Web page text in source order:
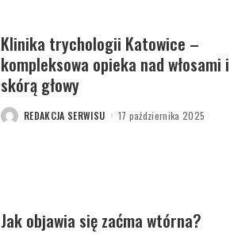
Klinika trychologii Katowice –
kompleksowa opieka nad włosami i
skórą głowy
POSTEDREDAKCJA SERWISU 17 października 2025
Jak objawia się zaćma wtórna?